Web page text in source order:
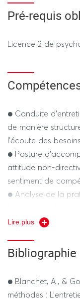
Pré-requis
Licence 2 de
● Conduite
de manière
l'écoute des
● Posture
attitude non-
sentiment de
● Analyse de la
(réflexivité).
éléments saillants
à clarifier ses
Lire plus
Bibliographie
● Blanchet, A., &
méthodes :